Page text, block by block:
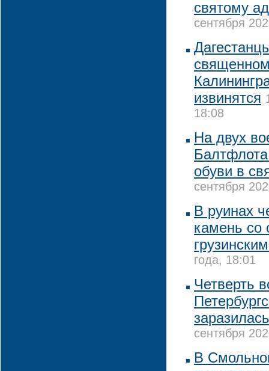
святому
сентября
извинятся
18:08
На двух
обуви в
сентября
В руинах
камень со
года, 18:01
Четверть
сентября
В